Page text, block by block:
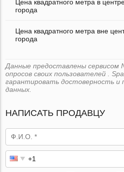
Цена квадратного метра в
города
Цена квадратного метра вне
города
Данные предоставлены сервисом
опросов своих пользователей .
гарантировать достоверность и
данных.
НАПИСАТЬ ПРОДАВЦУ